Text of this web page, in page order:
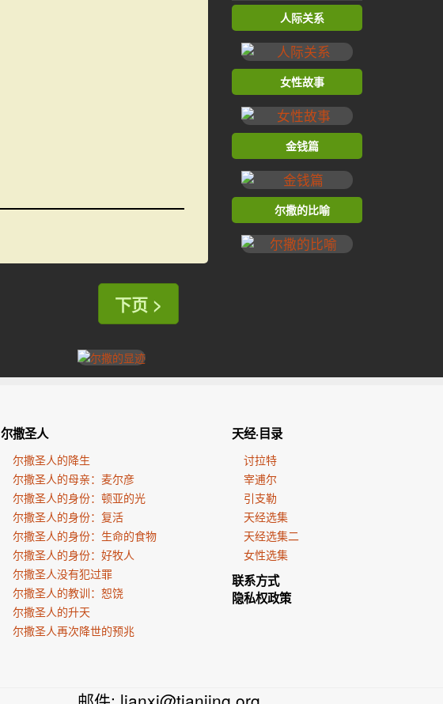
下页 >
人际关系
女性故事
金钱篇
尔撒的比喻
尔撒圣人
尔撒圣人的降生
尔撒圣人的母亲：麦尔彦
尔撒圣人的身份：顿亚的光
尔撒圣人的身份：复活
尔撒圣人的身份：生命的食物
尔撒圣人的身份：好牧人
尔撒圣人没有犯过罪
尔撒圣人的教训：恕饶
尔撒圣人的升天
尔撒圣人再次降世的预兆
天经·目录
讨拉特
宰逋尔
引支勒
天经选集
天经选集二
女性选集
联系方式
隐私权政策